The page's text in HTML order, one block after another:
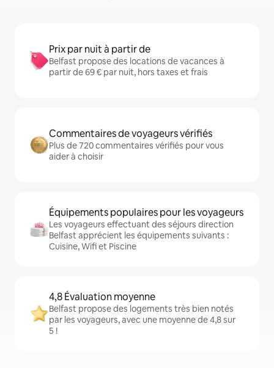
Prix par nuit à partir de
Belfast propose des locations de vacances à
partir de 69 € par nuit, hors taxes et frais
Commentaires de voyageurs vérifiés
Plus de 720 commentaires vérifiés pour vous
aider à choisir
Équipements populaires pour les voyageurs
Les voyageurs effectuant des séjours direction
Belfast apprécient les équipements suivants :
Cuisine, Wifi et Piscine
4,8 Évaluation moyenne
Belfast propose des logements très bien notés
par les voyageurs, avec une moyenne de 4,8 sur
5 !